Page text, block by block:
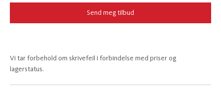
Send meg tilbud
Vi tar forbehold om skrivefeil i forbindelse med priser og
lagerstatus.